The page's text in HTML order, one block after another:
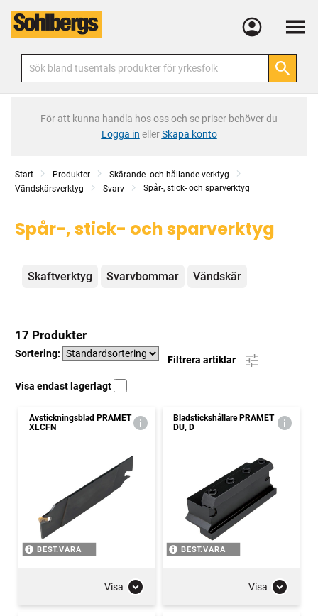
Meny
För att kunna handla hos oss och se priser behöver du
Logga in ellerSkapa konto
Start Produkter
Skärande- och hållande verktyg
Vändskärsverktyg
Svarv Spår-, stick- och sparverktyg
Spår-, stick- och sparverktyg
Kategorier
Skaftverktyg Svarvbommar Vändskär
17 Produkter
Sortering:
Filtrera artiklar
Visa endast lagerlagt
Avstickningsblad PRAMET
XLCFN
BEST.VARA
Visa
Bladstickshållare PRAMET
DU, D
BEST.VARA
Visa